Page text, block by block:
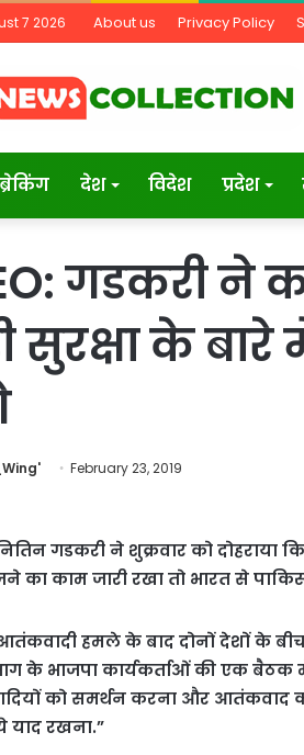
7 2026 About us Privacy Policy
ब्रेकिंग देश विदेश प्रदेश
गडकरी ने
सुरक्षा के
February 23, 2019
नितिन गडकरी ने शुक्रवार को
का काम जारी रखा तो भारत से
हमले के बाद दोनों देशों के
के भाजपा कार्यकर्ताओं की एक
को समर्थन करना और आतंकवाद
याद रखना.”